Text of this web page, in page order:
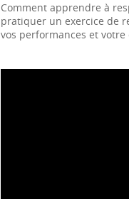
Comment apprendre à
pratiquer un exercice de
vos performances et